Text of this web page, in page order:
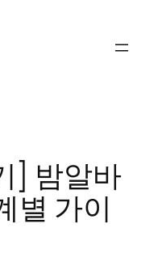
] 밤알바
별 가이